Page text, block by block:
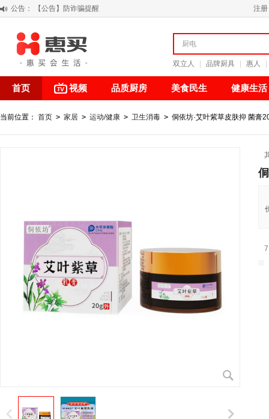
公告：
【积分调整公告】
关于假冒我公司“惠买小程序“的声明
【公告】防诈骗提醒
注册
双立人 品牌厨具 惠人
首页 视频 品质厨房 美食民生 健康生活
当前位置： 首页 > 家居 > 运动/健康 > 卫生消毒 > 侗依坊·艾叶紫草皮肤抑 菌膏